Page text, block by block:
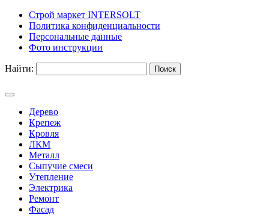
Строй маркет INTERSOLT
Политика конфиденциальности
Персональные данные
Фото инструкции
Найти:
Дерево
Крепеж
Кровля
ЛКМ
Металл
Сыпучие смеси
Утепление
Электрика
Ремонт
Фасад